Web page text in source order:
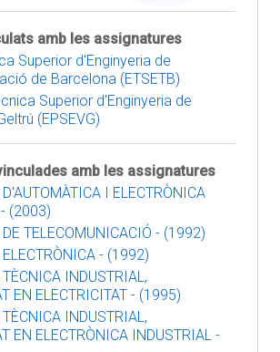
amb les assignatures
Superior d'Enginyeria de
de Barcelona (ETSETB)
Superior d'Enginyeria de
(EPSEVG)
amb les assignatures
I ELECTRÒNICA
- (2003)
TELECOMUNICACIÓ - (1992)
- (1992)
INDUSTRIAL,
EN ELECTRICITAT - (1995)
INDUSTRIAL,
EN ELECTRÒNICA INDUSTRIAL -